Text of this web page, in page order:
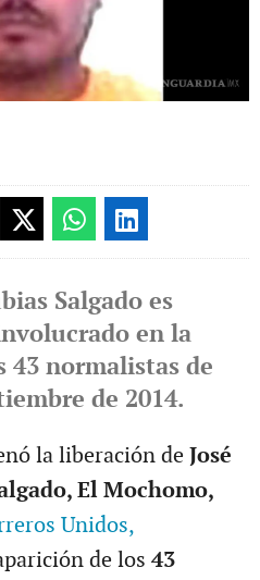
Salgado es
en la
43 normalistas de
de 2014.
la liberación de José
El Mochomo,
Unidos,
de los 43